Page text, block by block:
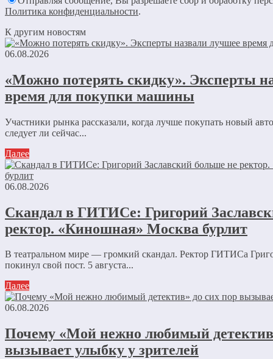
Политика конфиденциальности.
К другим новостям
06.08.2026
«Можно потерять скидку». Эксперты
время для покупки машины
Участники рынка рассказали, когда лучше покупать новый
следует ли сейчас...
Далее
06.08.2026
Скандал в ГИТИСе: Григорий
ректор. «Киношная» Москва бурлит
В театральном мире — громкий скандал. Ректор ГИТИСа
покинул свой пост. 5 августа...
Далее
06.08.2026
Почему «Мой нежно любимый
вызывает улыбку у зрителей